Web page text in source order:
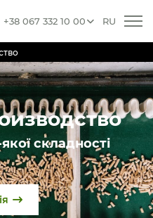
+38 067 332 10 00 RU
складності